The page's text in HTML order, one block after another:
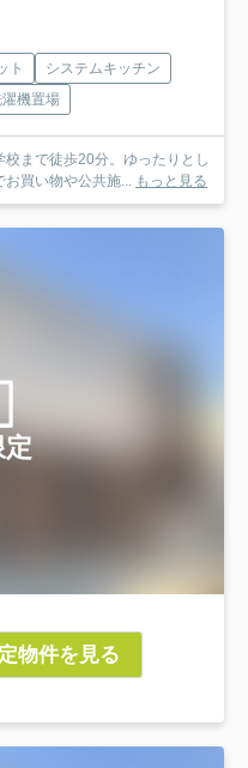
ト
システムキッチン
機置場
まで徒歩20分。ゆったりとし
買い物や公共施... もっと見る
定
物件を見る